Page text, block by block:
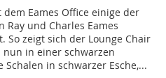
Eames Office einige der
Ray und Charles Eames
So zeigt sich der Lounge Chair
nun in einer schwarzen
Schalen in schwarzer Esche,...